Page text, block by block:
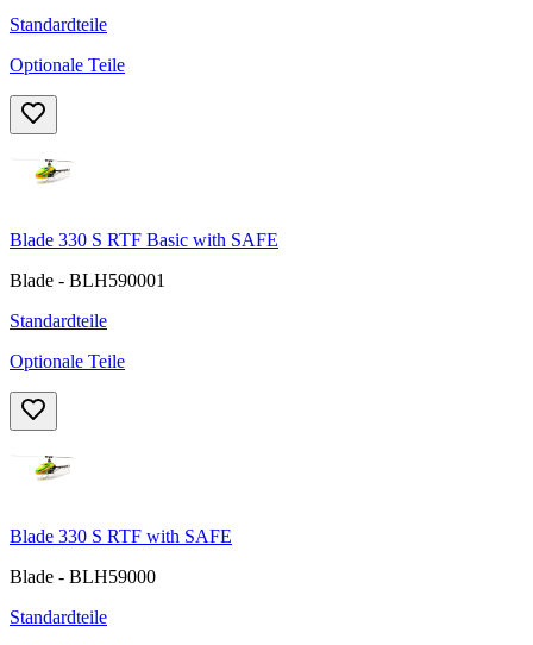
Standardteile
Optionale Teile
Blade 330 S RTF Basic with SAFE
Blade - BLH590001
Standardteile
Optionale Teile
Blade 330 S RTF with SAFE
Blade - BLH59000
Standardteile